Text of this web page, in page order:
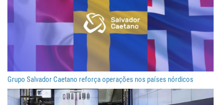
Grupo Salvador Caetano reforça operações nos países nórdicos